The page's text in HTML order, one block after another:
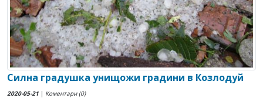
Силна градушка унищожи градини в Козлодуй
2020-05-21 | Коментари (0)